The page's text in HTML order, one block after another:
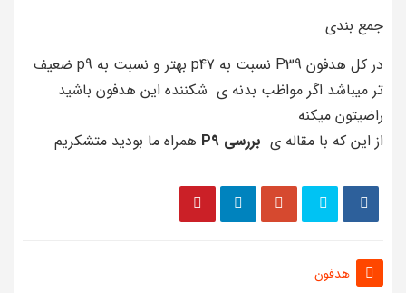
جمع بندی
در کل هدفون P39 نسبت به p47 بهتر و نسبت به p9 ضعیف
تر میباشد اگر مواظب بدنه ی شکننده این هدفون باشید
راضیتون میکنه
از این که با مقاله ی بررسی P9 همراه ما بودید متشکریم
هدفون